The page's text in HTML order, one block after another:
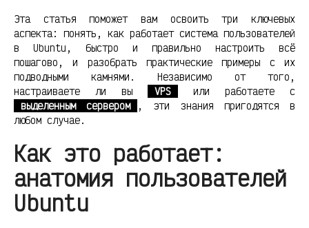
Эта статья поможет вам освоить три ключевых
аспекта: понять, как работает система пользователей
в Ubuntu, быстро и правильно настроить всё
пошагово, и разобрать практические примеры с их
подводными камнями. Независимо от того,
настраиваете ли вы
VPS
или работаете с
выделенным сервером
, эти знания пригодятся в
любом случае.
Как это работает:
анатомия пользователей
Ubuntu